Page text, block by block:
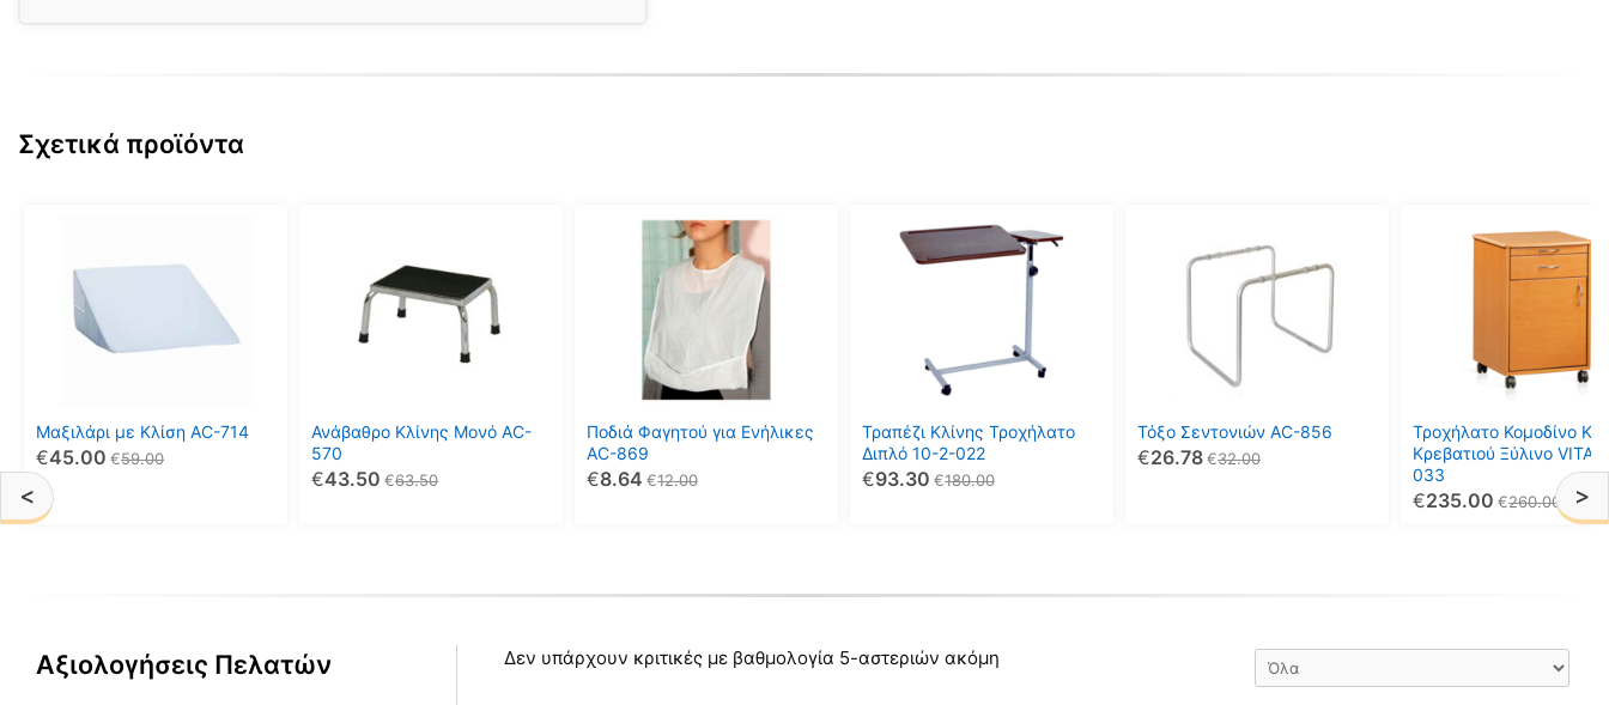
< >
Σχετικά προϊόντα
Μαξιλάρι με Κλίση AC-714
59.00
€
45.00
€
Ανάβαθρο Κλίνης Μονό AC-
570
63.50
€
43.50
€
Ποδιά Φαγητού για Ενήλικες
AC-869
12.00
€
8.64
€
Τραπέζι Κλίνης Τροχήλατο
Διπλό 10-2-022
180.00
€
93.30
€
Τόξο Σεντονιών AC-856
32.00
€
26.78
€
Τροχήλατο Κομοδίνο
Κρεβατιού Ξύλινο VITA
033
260.00
€
235.00
€
Αξιολογήσεις Πελατών Δεν υπάρχουν κριτικές με βαθμολογία 5-αστεριών ακόμη